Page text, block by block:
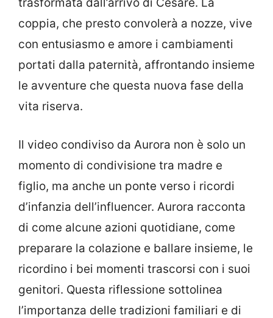
trasformata dall’arrivo di Cesare. La
coppia, che presto convolerà a nozze, vive
con entusiasmo e amore i cambiamenti
portati dalla paternità, affrontando insieme
le avventure che questa nuova fase della
vita riserva.
Il video condiviso da Aurora non è solo un
momento di condivisione tra madre e
figlio, ma anche un ponte verso i ricordi
d’infanzia dell’influencer. Aurora racconta
di come alcune azioni quotidiane, come
preparare la colazione e ballare insieme, le
ricordino i bei momenti trascorsi con i suoi
genitori. Questa riflessione sottolinea
l’importanza delle tradizioni familiari e di